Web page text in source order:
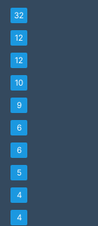
32
12
12
10
9
6
6
5
4
4